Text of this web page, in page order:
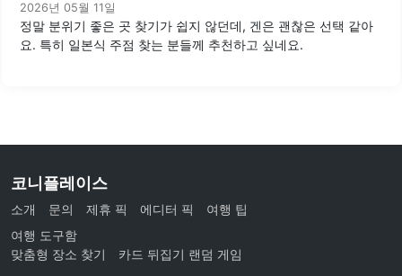
2026년 05월 11일
정말 분위기 좋은 곳 찾기가 쉽지 않던데, 겐은 괜찮은 선택 같아
요. 특히 일본식 주점 찾는 분들께 추천하고 싶네요.
코니플레이스
소개 문의 제휴 픽 에디터 픽
여행 팁
여행 도구함
맞춤형 장소 찾기
카드 뒤집기 랜덤 게임